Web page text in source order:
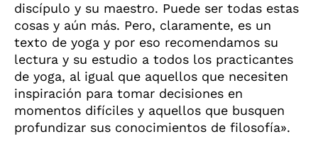
discípulo y su maestro. Puede ser todas estas
cosas y aún más. Pero, claramente, es un
texto de yoga y por eso recomendamos su
lectura y su estudio a todos los practicantes
de yoga, al igual que aquellos que necesiten
inspiración para tomar decisiones en
momentos difíciles y aquellos que busquen
profundizar sus conocimientos de filosofía».